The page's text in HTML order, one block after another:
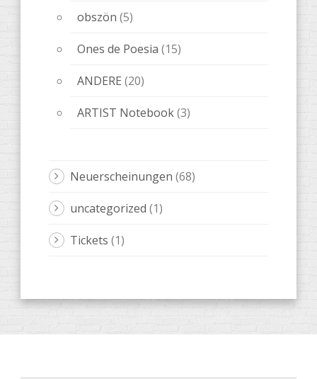
obszön (5)
Ones de Poesia (15)
ANDERE (20)
ARTIST Notebook(3)
Neuerscheinungen (68)
uncategorized (1)
Tickets (1)